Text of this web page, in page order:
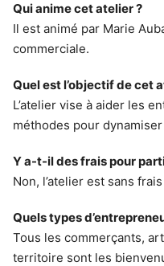
Qui anime cet atelier ?
Il est animé par Marie
commerciale.
Quel est l’objectif de cet
L’atelier vise à aider les
méthodes pour
Y a-t-il des frais pour
Non, l’atelier est sans
Quels types
Tous les commerçants,
territoire sont les